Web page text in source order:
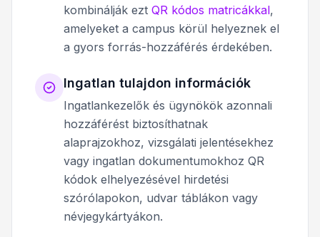
kombinálják ezt QR kódos matricákkal,
amelyeket a campus körül helyeznek el
a gyors forrás-hozzáférés érdekében.
Ingatlan tulajdon információk
Ingatlankezelők és ügynökök azonnali
hozzáférést biztosíthatnak
alaprajzokhoz, vizsgálati jelentésekhez
vagy ingatlan dokumentumokhoz QR
kódok elhelyezésével hirdetési
szórólapokon, udvar táblákon vagy
névjegykártyákon.